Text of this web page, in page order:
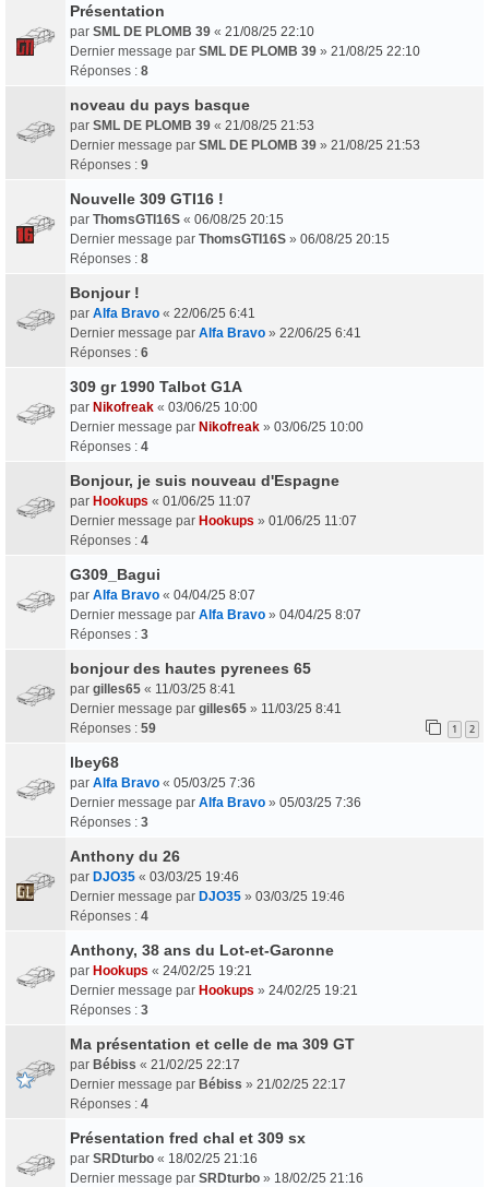
Présentation
par SML DE PLOMB 39 « 21/08/25 22:10
Dernier message par SML DE PLOMB 39 » 21/08/25 22:10
Réponses : 8
noveau du pays basque
par SML DE PLOMB 39 « 21/08/25 21:53
Dernier message par SML DE PLOMB 39 » 21/08/25 21:53
Réponses : 9
Nouvelle 309 GTI16 !
par ThomsGTI16S « 06/08/25 20:15
Dernier message par ThomsGTI16S » 06/08/25 20:15
Réponses : 8
Bonjour !
par Alfa Bravo « 22/06/25 6:41
Dernier message par Alfa Bravo » 22/06/25 6:41
Réponses : 6
309 gr 1990 Talbot G1A
par Nikofreak « 03/06/25 10:00
Dernier message par Nikofreak » 03/06/25 10:00
Réponses : 4
Bonjour, je suis nouveau d'Espagne
par Hookups « 01/06/25 11:07
Dernier message par Hookups » 01/06/25 11:07
Réponses : 4
G309_Bagui
par Alfa Bravo « 04/04/25 8:07
Dernier message par Alfa Bravo » 04/04/25 8:07
Réponses : 3
bonjour des hautes pyrenees 65
par gilles65 « 11/03/25 8:41
Dernier message par gilles65 » 11/03/25 8:41
Réponses : 59 1 2
lbey68
par Alfa Bravo « 05/03/25 7:36
Dernier message par Alfa Bravo » 05/03/25 7:36
Réponses : 3
Anthony du 26
par DJO35 « 03/03/25 19:46
Dernier message par DJO35 » 03/03/25 19:46
Réponses : 4
Anthony, 38 ans du Lot-et-Garonne
par Hookups « 24/02/25 19:21
Dernier message par Hookups » 24/02/25 19:21
Réponses : 3
Ma présentation et celle de ma 309 GT
par Bébiss « 21/02/25 22:17
Dernier message par Bébiss » 21/02/25 22:17
Réponses : 4
Présentation fred chal et 309 sx
par SRDturbo « 18/02/25 21:16
Dernier message par SRDturbo » 18/02/25 21:16